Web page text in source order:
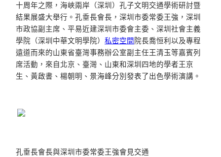
十周年之際，海峽兩岸（深圳）孔子文明交通學術研討暨
結果展盛大舉行。孔垂長會長，深圳市委常委王強，深圳
市政協副主席、平易近建深圳市委會主委、深圳社會主義
學院（深圳中華文明學院） 私密空間院長喬恒利以及專程
遠道而來的山東省臺灣事務辦公室副主任王清玉等嘉賓列
席活動，來自北京、臺灣、山東和深圳四地的學者王京
生、黃啟書、楊朝明、景海峰分別發表了出色學術演講。
孔垂長會長與深圳市委常委王強會見交通